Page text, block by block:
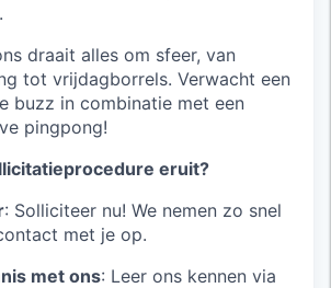
draait alles om sfeer, van
tot vrijdagborrels. Verwacht een
buzz in combinatie met een
pingpong!
eruit?
: Solliciteer nu! We nemen zo snel
met je op.
met ons: Leer ons kennen via